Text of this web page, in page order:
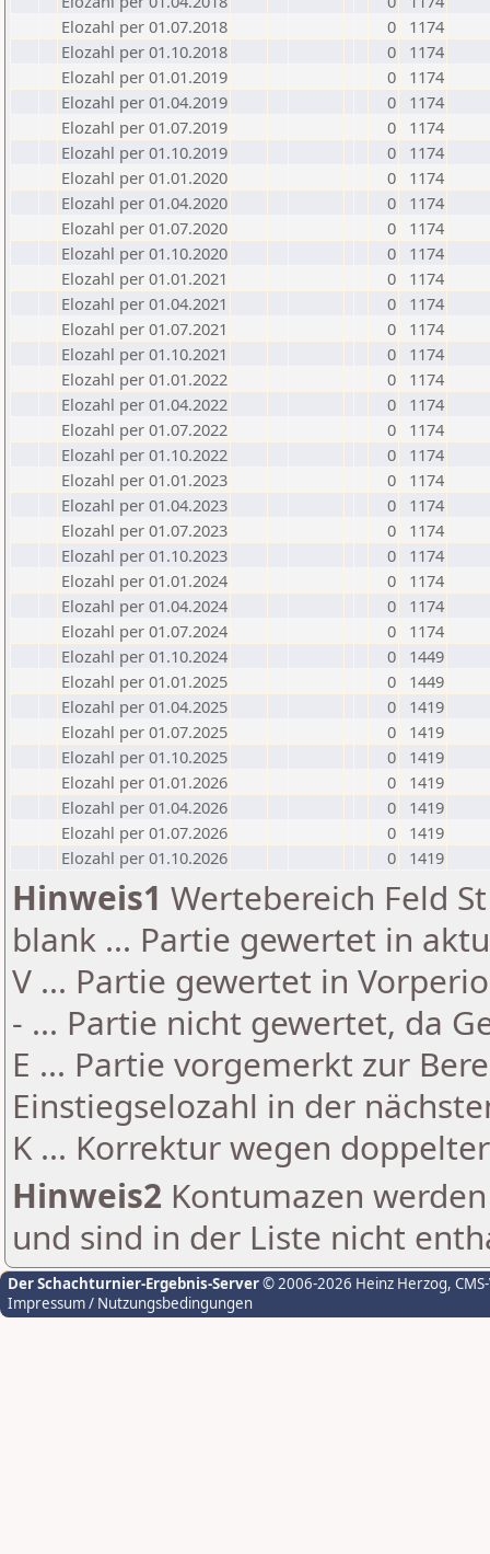
Elozahl per 01.07.2018
0
1174
Elozahl per 01.10.2018
0
1174
Elozahl per 01.01.2019
0
1174
Elozahl per 01.04.2019
0
1174
Elozahl per 01.07.2019
0
1174
Elozahl per 01.10.2019
0
1174
Elozahl per 01.01.2020
0
1174
Elozahl per 01.04.2020
0
1174
Elozahl per 01.07.2020
0
1174
Elozahl per 01.10.2020
0
1174
Elozahl per 01.01.2021
0
1174
Elozahl per 01.04.2021
0
1174
Elozahl per 01.07.2021
0
1174
Elozahl per 01.10.2021
0
1174
Elozahl per 01.01.2022
0
1174
Elozahl per 01.04.2022
0
1174
Elozahl per 01.07.2022
0
1174
Elozahl per 01.10.2022
0
1174
Elozahl per 01.01.2023
0
1174
Elozahl per 01.04.2023
0
1174
Elozahl per 01.07.2023
0
1174
Elozahl per 01.10.2023
0
1174
Elozahl per 01.01.2024
0
1174
Elozahl per 01.04.2024
0
1174
Elozahl per 01.07.2024
0
1174
Elozahl per 01.10.2024
0
1449
Elozahl per 01.01.2025
0
1449
Elozahl per 01.04.2025
0
1419
Elozahl per 01.07.2025
0
1419
Elozahl per 01.10.2025
0
1419
Elozahl per 01.01.2026
0
1419
Elozahl per 01.04.2026
0
1419
Elozahl per 01.07.2026
0
1419
Elozahl per 01.10.2026
0 1419
Hinweis1 Wertebereich Feld
blank ... Partie gewertet in
V ... Partie gewertet in
- ... Partie nicht gewertet, da
E ... Partie vorgemerkt zur
Einstiegselozahl in der
K ... Korrektur wegen
Hinweis2 Kontumazen
und sind in der Liste nicht
Der Schachturnier-Ergebnis-Server© 2006-2026 Heinz Herzog,
Impressum / Nutzungsbedingungen